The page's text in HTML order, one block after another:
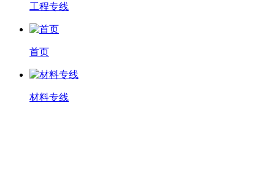
工程专线
首页
材料专线